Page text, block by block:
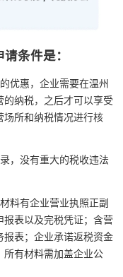
条件是：
优惠，企业需要在温州
纳税，之后才可以享受
场所和纳税情况进行核
，没有重大的税收违法
料有企业营业执照正副
表以及完税凭证；含营
报表；企业承诺返税资金
所有材料需加盖企业公